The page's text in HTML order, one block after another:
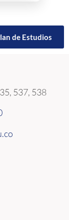
de Estudios
537, 538